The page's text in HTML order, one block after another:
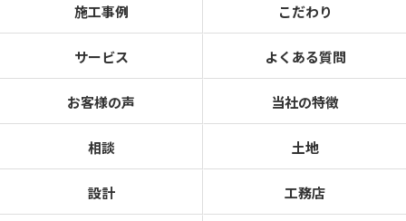
施工事例 こだわり
サービス よくある質問
お客様の声 当社の特徴
相談 土地
設計 工務店